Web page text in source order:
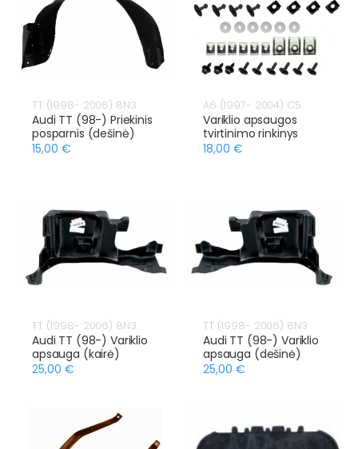
TT (1998- 2006) 8N3
Audi TT (98-) Priekinis
posparnis (dešinė)
15,00 €
A6 (1997- 2004) C5
Variklio apsaugos
tvirtinimo rinkinys
18,00 €
TT (1998- 2006) 8N3
Audi TT (98-) Variklio
apsauga (kairė)
25,00 €
TT (1998- 2006) 8N3
Audi TT (98-) Variklio
apsauga (dešinė)
25,00 €